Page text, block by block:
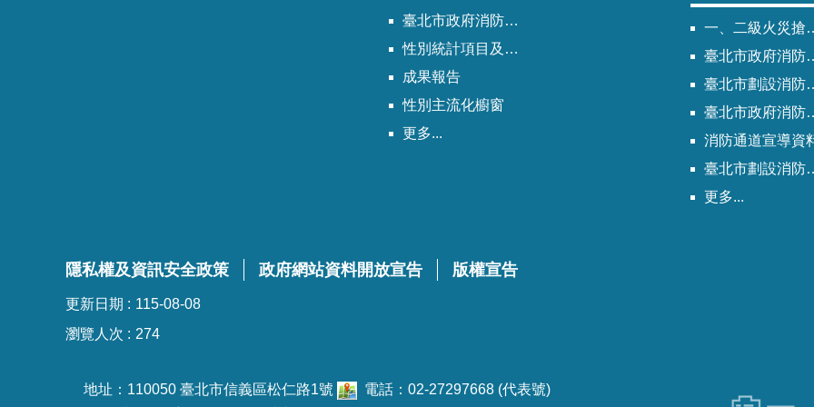
臺北市政府消防局歷次性別平等專案小組會議紀錄
性別統計項目及指標
成果報告
性別主流化櫥窗
更多...
一、二級火災搶救困難地區
臺北市政府消防局劃設消防通道清冊
臺北市劃設消防通道Q&A
臺北市政府消防通道劃設及管理作業程序
消防通道宣導資
臺北市劃設消防通道說帖
更多...
隱私權及資訊安全政策 政府網站資料開放宣告 版權宣告
更新日期
115-08-08
瀏覽人次
274
地址：110050 臺北市信義區松仁路1號
電話：02-27297668 (代表號)